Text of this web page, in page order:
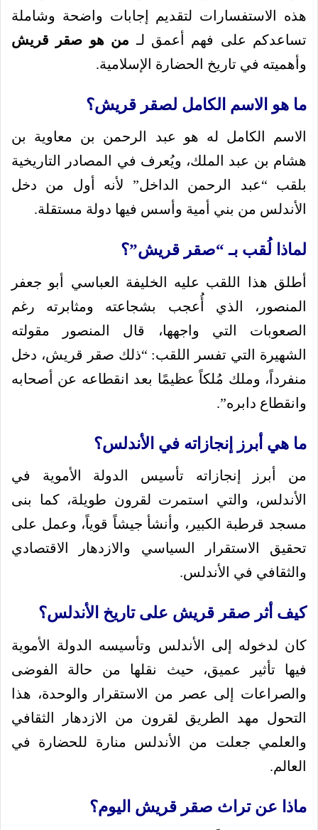
هذه الاستفسارات لتقديم إجابات واضحة وشاملة
تساعدكم على فهم أعمق لـ من هو صقر قريش
وأهميته في تاريخ الحضارة الإسلامية.
ما هو الاسم الكامل لصقر قريش؟
الاسم الكامل له هو عبد الرحمن بن معاوية بن
هشام بن عبد الملك، ويُعرف في المصادر التاريخية
بلقب “عبد الرحمن الداخل” لأنه أول من دخل
الأندلس من بني أمية وأسس فيها دولة مستقلة.
لماذا لُقب بـ “صقر قريش”؟
أطلق هذا اللقب عليه الخليفة العباسي أبو جعفر
المنصور، الذي أُعجب بشجاعته ومثابرته رغم
الصعوبات التي واجهها، قال المنصور مقولته
الشهيرة التي تفسر اللقب: “ذلك صقر قريش، دخل
منفرداً، وملك مُلكاً عظيمًا بعد انقطاعه عن أصحابه
وانقطاع دابره”.
ما هي أبرز إنجازاته في الأندلس؟
من أبرز إنجازاته تأسيس الدولة الأموية في
الأندلس، والتي استمرت لقرون طويلة، كما بنى
مسجد قرطبة الكبير، وأنشأ جيشاً قوياً، وعمل على
تحقيق الاستقرار السياسي والازدهار الاقتصادي
والثقافي في الأندلس.
كيف أثر صقر قريش على تاريخ الأندلس؟
كان لدخوله إلى الأندلس وتأسيسه الدولة الأموية
فيها تأثير عميق، حيث نقلها من حالة الفوضى
والصراعات إلى عصر من الاستقرار والوحدة، هذا
التحول مهد الطريق لقرون من الازدهار الثقافي
والعلمي جعلت من الأندلس منارة للحضارة في
العالم.
ماذا عن تراث صقر قريش اليوم؟